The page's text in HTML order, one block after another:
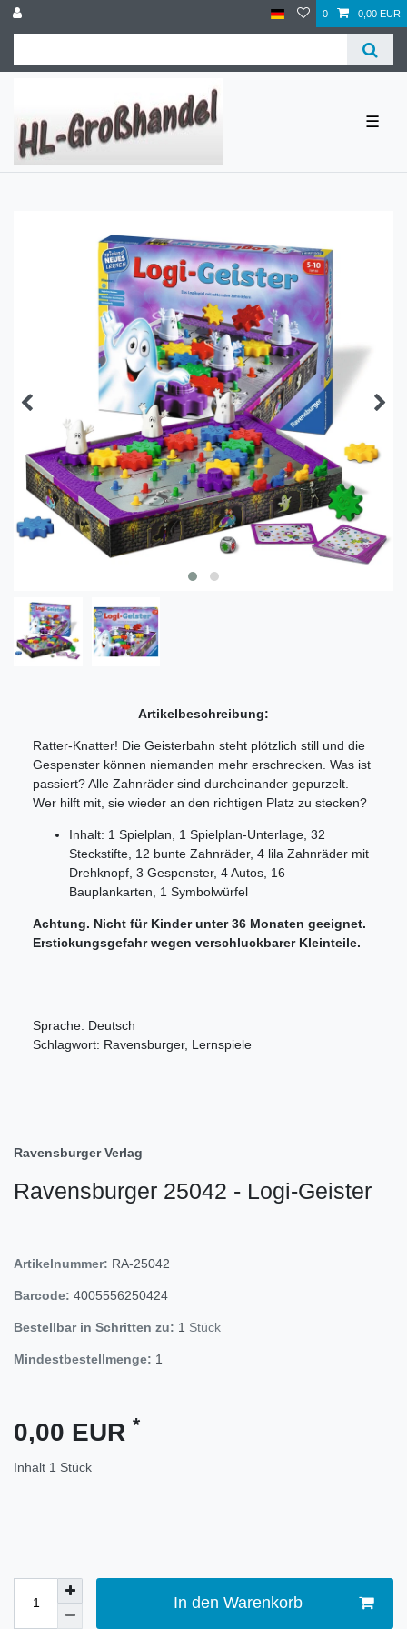
0 0,00 EUR
☰
Artikelbeschreibung:
Ratter-Knatter! Die Geisterbahn steht plötzlich still und die
Gespenster können niemanden mehr erschrecken. Was ist
passiert? Alle Zahnräder sind durcheinander gepurzelt.
Wer hilft mit, sie wieder an den richtigen Platz zu stecken?
Inhalt: 1 Spielplan, 1 Spielplan-Unterlage, 32
Steckstifte, 12 bunte Zahnräder, 4 lila Zahnräder mit
Drehknopf, 3 Gespenster, 4 Autos, 16
Bauplankarten, 1 Symbolwürfel
Achtung. Nicht für Kinder unter 36 Monaten geeignet.
Erstickungsgefahr wegen verschluckbarer Kleinteile.
Sprache: Deutsch
Schlagwort: Ravensburger, Lernspiele
Ravensburger Verlag
Ravensburger 25042 - Logi-Geister
Artikelnummer: RA-25042
Barcode: 4005556250424
Bestellbar in Schritten zu: 1 Stück
Mindestbestellmenge: 1
0,00 EUR *
Inhalt 1 Stück
In den Warenkorb